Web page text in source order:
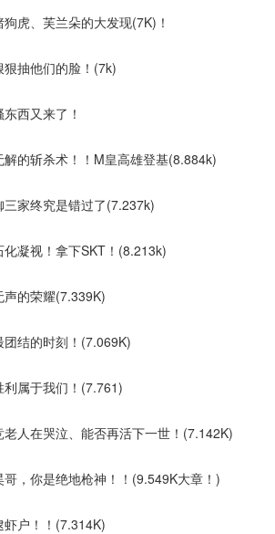
虎、芙兰朵的大发现(7K)！
抽他们的脸！(7k)
西又来了！
的斩杀术！！M皇高雄登基(8.884k)
家终究是错过了(7.237k)
凝视！拿下SKT！(8.213k)
的荣耀(7.339K)
结的时刻！(7.069K)
属于我们！(7.761)
人在哭泣、能否再活下一世！(7.142K)
，你是绝地枪神！！(9.549K大章！)
户！！(7.314K)